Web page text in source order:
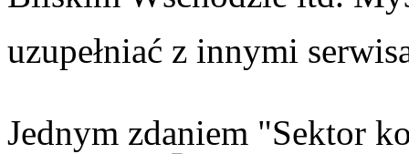
uzupełniać z innymi
Jednym zdaniem "Sektor